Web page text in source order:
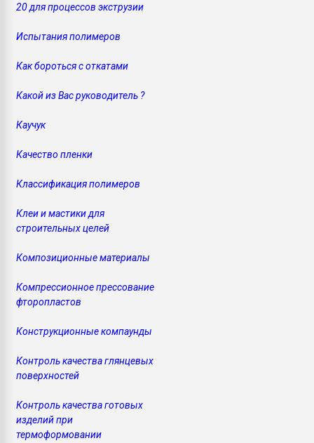
20 для процессов экструзии
Испытания полимеров
Как бороться с откатами
Какой из Вас руководитель ?
Каучук
Качество пленки
Классификация полимеров
Клеи и мастики для
строительных целей
Композиционные материалы
Компрессионное прессование
фторопластов
Конструкционные компаунды
Контроль качества глянцевых
поверхностей
Контроль качества готовых
изделий при
термоформовании